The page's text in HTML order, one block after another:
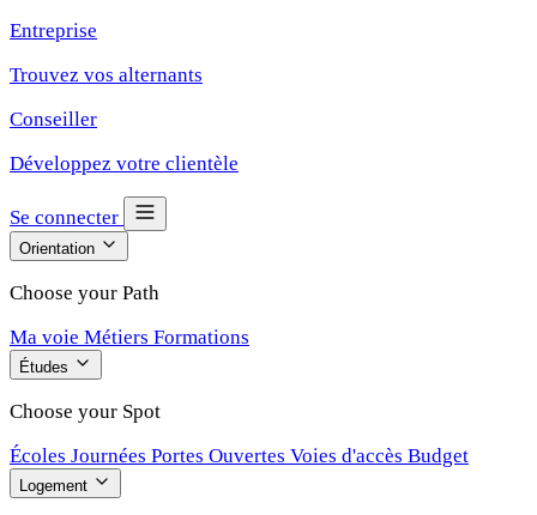
Entreprise
Trouvez vos alternants
Conseiller
Développez votre clientèle
Se connecter
Orientation
Choose your Path
Ma voie Métiers Formations
Études
Choose your Spot
Écoles Journées Portes Ouvertes Voies d'accès Budget
Logement